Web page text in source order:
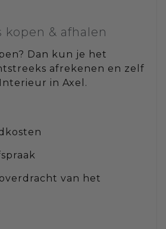
kopen & afhalen
Dan kun je het
afrekenen en zelf
in Axel.
van het